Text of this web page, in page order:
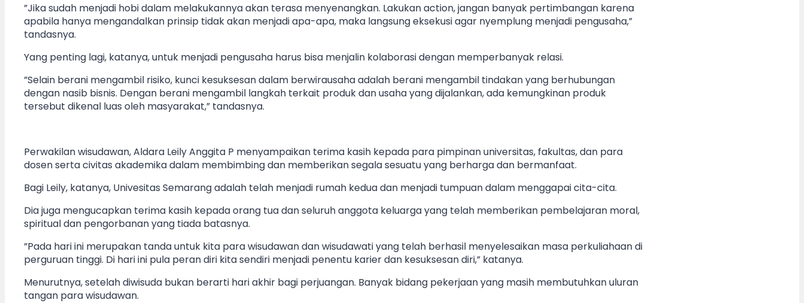
”Jika sudah menjadi hobi dalam melakukannya akan terasa menyenangkan. Lakukan action, jangan banyak pertimbangan karena
apabila hanya mengandalkan prinsip tidak akan menjadi apa-apa, maka langsung eksekusi agar nyemplung menjadi pengusaha,”
tandasnya.
Yang penting lagi, katanya, untuk menjadi pengusaha harus bisa menjalin kolaborasi dengan memperbanyak relasi.
”Selain berani mengambil risiko, kunci kesuksesan dalam berwirausaha adalah berani mengambil tindakan yang berhubungan
dengan nasib bisnis. Dengan berani mengambil langkah terkait produk dan usaha yang dijalankan, ada kemungkinan produk
tersebut dikenal luas oleh masyarakat,” tandasnya.
Perwakilan wisudawan, Aldara Leily Anggita P menyampaikan terima kasih kepada para pimpinan universitas, fakultas, dan para
dosen serta civitas akademika dalam membimbing dan memberikan segala sesuatu yang berharga dan bermanfaat.
Bagi Leily, katanya, Univesitas Semarang adalah telah menjadi rumah kedua dan menjadi tumpuan dalam menggapai cita-cita.
Dia juga mengucapkan terima kasih kepada orang tua dan seluruh anggota keluarga yang telah memberikan pembelajaran moral,
spiritual dan pengorbanan yang tiada batasnya.
”Pada hari ini merupakan tanda untuk kita para wisudawan dan wisudawati yang telah berhasil menyelesaikan masa perkuliahaan di
perguruan tinggi. Di hari ini pula peran diri kita sendiri menjadi penentu karier dan kesuksesan diri,” katanya.
Menurutnya, setelah diwisuda bukan berarti hari akhir bagi perjuangan. Banyak bidang pekerjaan yang masih membutuhkan uluran
tangan para wisudawan.